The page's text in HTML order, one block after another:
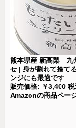
熊本県産 新高梨 九
せ | 身が割れて捨て
ンジにも最適です
販売価格: ￥3,400 税
Amazonの商品ペー